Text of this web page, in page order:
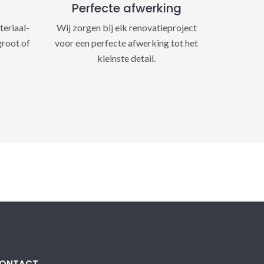
of
Perfecte afwerking
Wij zorgen bij elk renovatieproject
voor een perfecte afwerking tot het
kleinste detail.